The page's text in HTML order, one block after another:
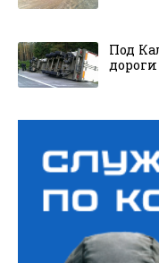
Под